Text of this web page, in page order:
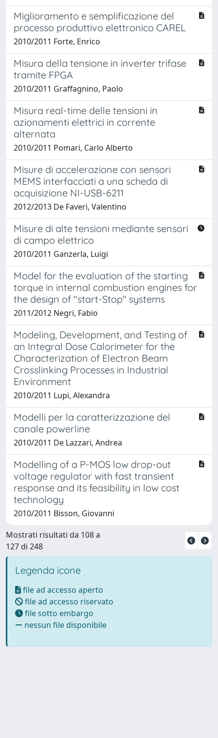
Miglioramento e semplificazione del
processo produttivo elettronico CAREL
2010/2011 Forte, Enrico
Misura della tensione in inverter trifase
tramite FPGA
2010/2011 Graffagnino, Paolo
Misura real-time delle tensioni in
azionamenti elettrici in corrente
alternata
2010/2011 Pomari, Carlo Alberto
Misure di accelerazione con sensori
MEMS interfacciati a una scheda di
acquisizione NI-USB-6211
2012/2013 De Faveri, Valentino
Misure di alte tensioni mediante sensori
di campo elettrico
2010/2011 Ganzerla, Luigi
Model for the evaluation of the starting
torque in internal combustion engines for
the design of "start-Stop" systems
2011/2012 Negri, Fabio
Modeling, Development, and Testing of
an Integral Dose Calorimeter for the
Characterization of Electron Beam
Crosslinking Processes in Industrial
Environment
2010/2011 Lupi, Alexandra
Modelli per la caratterizzazione del
canale powerline
2010/2011 De Lazzari, Andrea
Modelling of a P-MOS low drop-out
voltage regulator with fast transient
response and its feasibility in low cost
technology
2010/2011 Bisson, Giovanni
Mostrati risultati da 108 a
127 di 248
Legenda icone
file ad accesso aperto
file ad accesso riservato
file sotto embargo
nessun file disponibile